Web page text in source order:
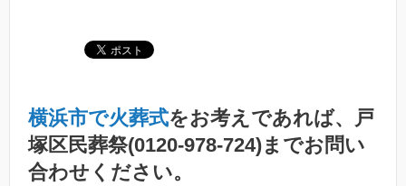
横浜市で火葬式をお考えであれば、戸
塚区民葬祭(0120-978-724)までお問い
合わせください。